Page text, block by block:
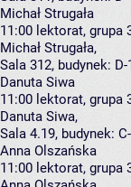
Michał Strugała
11:00 lektorat, grupa
Michał Strugała,
Sala 312, budynek:
Danuta Siwa
11:00 lektorat, grupa
Danuta Siwa,
Sala 4.19, budynek:
Anna Olszańska
11:00 lektorat, grupa